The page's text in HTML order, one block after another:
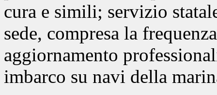
cura e simili; servizio
sede, compresa la
aggiornamento
imbarco su navi della